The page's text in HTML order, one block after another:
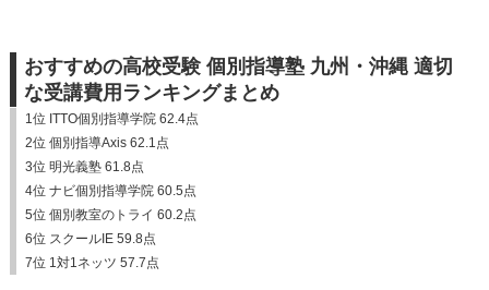
おすすめの高校受験 個別指導塾 九州・沖縄 適切
な受講費用ランキングまとめ
1位 ITTO個別指導学院 62.4点
2位 個別指導Axis 62.1点
3位 明光義塾 61.8点
4位 ナビ個別指導学院 60.5点
5位 個別教室のトライ 60.2点
6位 スクールIE 59.8点
7位 1対1ネッツ 57.7点